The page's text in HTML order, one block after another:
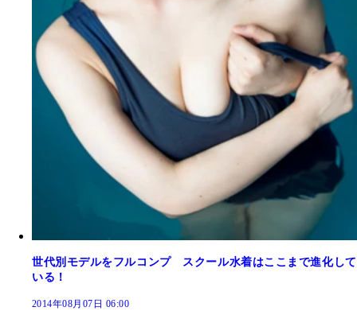
世代別モデルをフルコンプ スクール水着はここまで進化して
いる！
2014年08月07日 06:00